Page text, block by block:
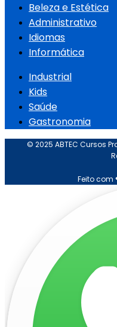
Beleza e Estética
Administrativo
Idiomas
Informática
Industrial
Kids
Saúde
Gastronomia
© 2025 ABTEC Cursos
Feito com